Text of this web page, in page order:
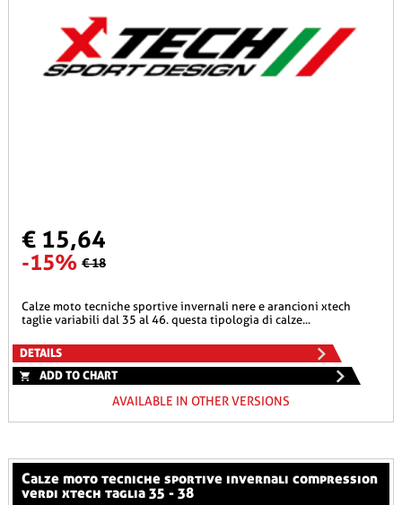
€ 15,64
-15% € 18
calze moto tecniche sportive invernali nere e arancioni xtech
taglie variabili dal 35 al 46. questa tipologia di calze...
DETAILS
ADD TO CHART
AVAILABLE IN OTHER VERSIONS
calze moto tecniche sportive invernali compression
verdi xtech taglia 35 - 38